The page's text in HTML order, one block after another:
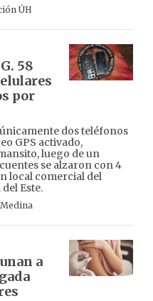
ÚH
58
por
dos teléfonos
GPS activado,
luego de un
se alzaron con 4
local comercial del
Este.
a